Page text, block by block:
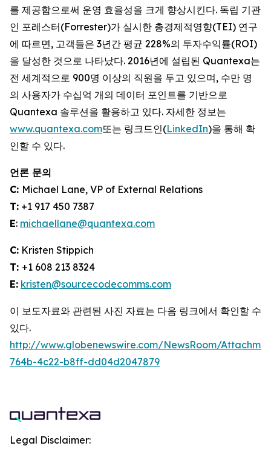
를 제공함으로써 운영 효율성을 크게 향상시킨다. 독립 기관
인 포레스터(Forrester)가 실시한 총경제적영향(TEI) 연구
에 따르면, 고객들은 3년간 평균 228%의 투자수익률(ROI)
을 달성한 것으로 나타났다. 2016년에 설립된 Quantexa는
전 세계적으로 900명 이상의 직원을 두고 있으며, 수만 명
의 사용자가 수십억 개의 데이터 포인트를 기반으로
Quantexa 솔루션을 활용하고 있다. 자세한 정보는
www.quantexa.com또는 링크드인(LinkedIn)을 통해 확
인할 수 있다.
언론 문의
C: Michael Lane, VP of External Relations
T: +1 917 450 7387
E: michaellane@quantexa.com
C: Kristen Stippich
T: +1 608 213 8324
E: kristen@sourcecodecomms.com
이 보도자료와 관련된 사진 자료는 다음 링크에서 확인할 수
있다.
http://www.globenewswire.com/NewsRoom/
764b-4c22-b8ff-dd04d2047879
Legal Disclaimer: